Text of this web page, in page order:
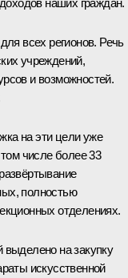
всех регионов. Речь
учреждений,
и возможностей.
на эти цели уже
числе более 33
полностью
отделениях.
на закупку
искусственной